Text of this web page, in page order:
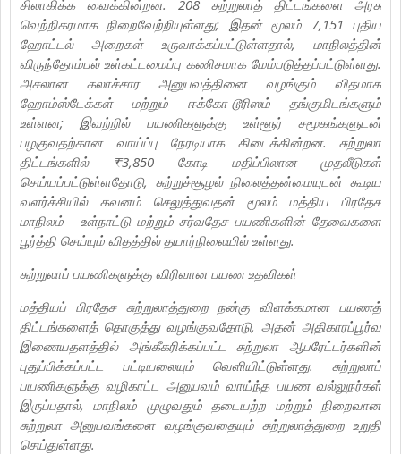
சிலாகிக்க வைக்கின்றன. 208 சுற்றுலாத் திட்டங்களை அரசு
வெற்றிகரமாக நிறைவேற்றியுள்ளது; இதன் மூலம் 7,151 புதிய
ஹோட்டல் அறைகள் உருவாக்கப்பட்டுள்ளதால், மாநிலத்தின்
விருந்தோம்பல் உள்கட்டமைப்பு கணிசமாக மேம்படுத்தப்பட்டுள்ளது.
அசலான கலாச்சார அனுபவத்தினை வழங்கும் விதமாக
ஹோம்ஸ்டேக்கள் மற்றும் ஈக்கோ-டூரிஸம் தங்குமிடங்களும்
உள்ளன; இவற்றில் பயணிகளுக்கு உள்ளூர் சமூகங்களுடன்
பழகுவதற்கான வாய்ப்பு நேரடியாக கிடைக்கின்றன. சுற்றுலா
திட்டங்களில் ₹3,850 கோடி மதிப்பிலான முதலீடுகள்
செய்யப்பட்டுள்ளதோடு, சுற்றுச்சூழல் நிலைத்தன்மையுடன் கூடிய
வளர்ச்சியில் கவனம் செலுத்துவதன் மூலம் மத்திய பிரதேச
மாநிலம் - உள்நாட்டு மற்றும் சர்வதேச பயணிகளின் தேவைகளை
பூர்த்தி செய்யும் விதத்தில் தயார்நிலையில் உள்ளது.
சுற்றுலாப் பயணிகளுக்கு விரிவான பயண உதவிகள்
மத்தியப் பிரதேச சுற்றுலாத்துறை நன்கு விளக்கமான பயணத்
திட்டங்களைத் தொகுத்து வழங்குவதோடு, அதன் அதிகாரப்பூர்வ
இணையதளத்தில் அங்கீகரிக்கப்பட்ட சுற்றுலா ஆபரேட்டர்களின்
புதுப்பிக்கப்பட்ட பட்டியலையும் வெளியிட்டுள்ளது. சுற்றுலாப்
பயணிகளுக்கு வழிகாட்ட அனுபவம் வாய்ந்த பயண வல்லுநர்கள்
இருப்பதால், மாநிலம் முழுவதும் தடையற்ற மற்றும் நிறைவான
சுற்றுலா அனுபவங்களை வழங்குவதையும் சுற்றுலாத்துறை உறுதி
செய்துள்ளது.